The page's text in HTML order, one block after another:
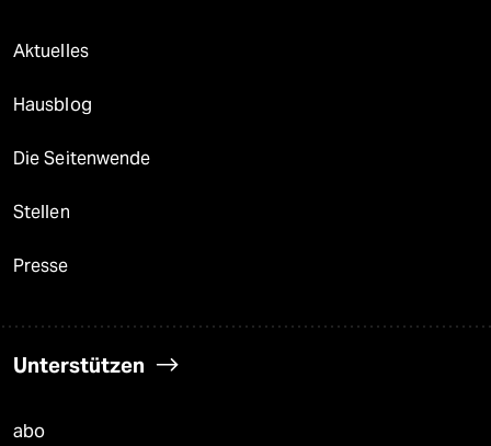
Aktuelles
Hausblog
Die Seitenwende
Stellen
Presse
Unterstützen
abo